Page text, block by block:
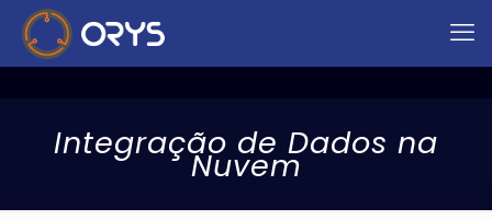
Integração de Dados na
Nuvem